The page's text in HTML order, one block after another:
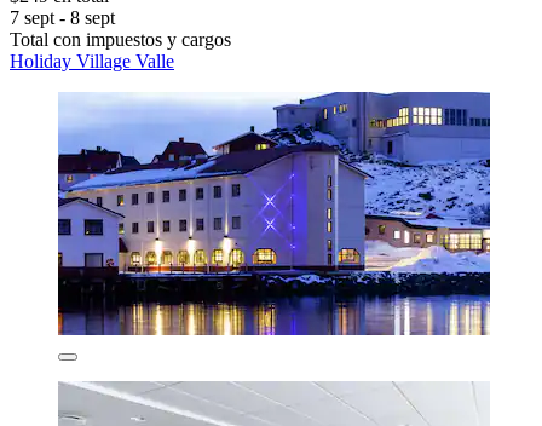
7 sept - 8 sept
Total con impuestos y cargos
Holiday Village Valle